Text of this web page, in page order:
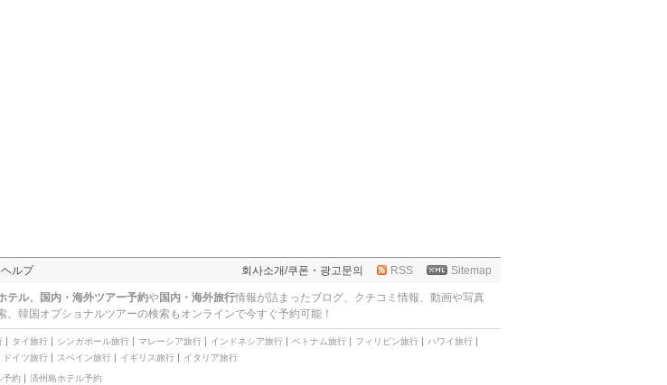
ヘルプ 회사소개/쿠폰・광고문의 RSS Sitemap
テル、国内・海外ツアー予約や国内・海外旅行情報が詰まったブログ、クチコミ情報、動画や写真
、 韓国オプショナルツアーの検索もオンラインで今すぐ予約可能！
タイ旅行 シンガポール旅行 マレーシア旅行 インドネシア旅行 ベトナム旅行 フィリピン旅行
ハワイ旅行
ドイツ旅行 スペイン旅行 イギリス旅行 イタリア旅行
予約 済州島ホテル予約